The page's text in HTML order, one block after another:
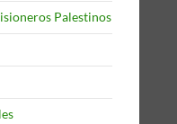
Palestinos